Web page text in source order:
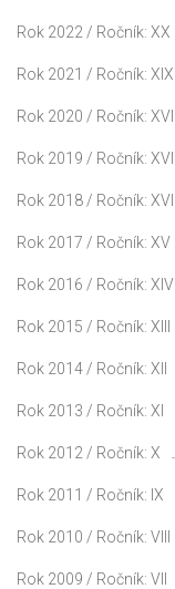
Rok 2022 / Ročník: XX
Rok 2021 / Ročník: XIX
Rok 2020 / Ročník: XVIII
Rok 2019 / Ročník: XVII
Rok 2018 / Ročník: XVI
Rok 2017 / Ročník: XV
Rok 2016 / Ročník: XIV
Rok 2015 / Ročník: XIII
Rok 2014 / Ročník: XII
Rok 2013 / Ročník: XI
Rok 2012 / Ročník: X
Rok 2011 / Ročník: IX
Rok 2010 / Ročník: VIII
Rok 2009 / Ročník: VII